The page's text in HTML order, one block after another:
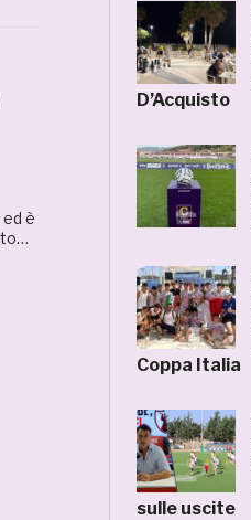
è
D’Acquisto
Coppa Italia
sulle uscite